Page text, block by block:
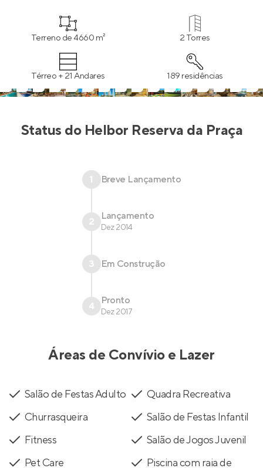
Terreno de 4660 m² 2 Torres
Térreo + 21 Andares 189 residências
Status do Helbor Reserva da Praça
1 Breve Lançamento
2 Lançamento
Dez 2014
3 Em Construção
4 Pronto
Dez 2017
Áreas de Convívio e Lazer
Salão de Festas Adulto
Quadra Recreativa
Churrasqueira
Salão de Festas Infantil
Fitness
Salão de Jogos Juvenil
Pet Care
Piscina com raia de